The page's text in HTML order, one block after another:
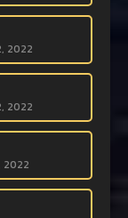
2022
2022
2022